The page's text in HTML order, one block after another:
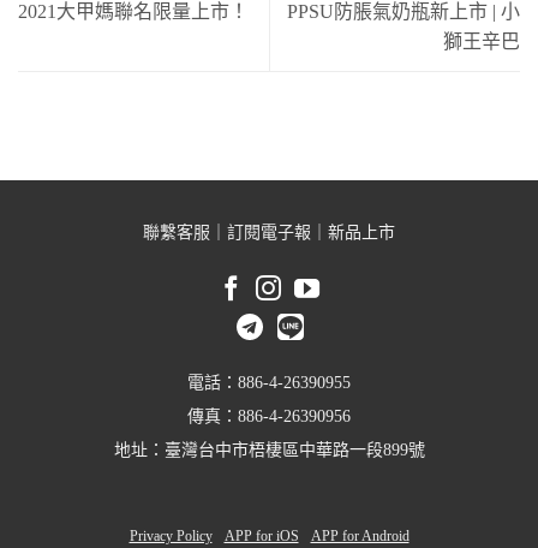
2021大甲媽聯名限量上市！
PPSU防脹氣奶瓶新上市 | 小
獅王辛巴
聯繫客服 訂閱電子報 新品上市
電話：886-4-26390955
傳真：886-4-26390956
地址：臺灣台中市梧棲區中華路一段899號
Privacy Policy APP for iOS APP for Android